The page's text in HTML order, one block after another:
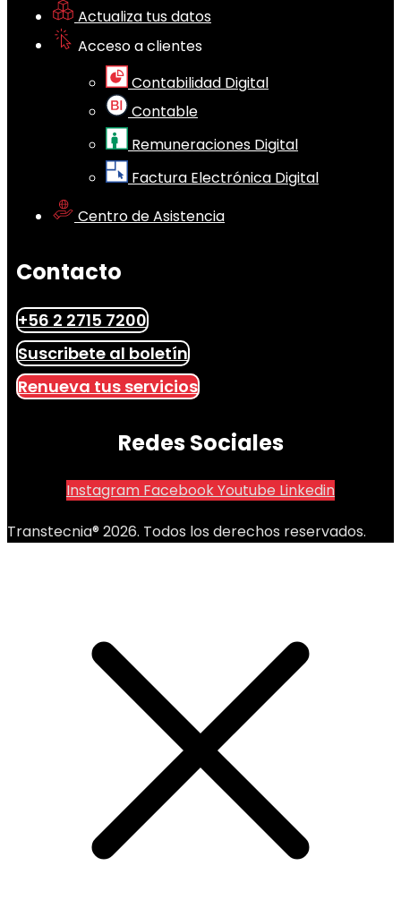
Actualiza tus datos
Acceso a clientes
Contabilidad Digital
Contable
Remuneraciones Digital
Factura Electrónica Digital
Centro de Asistencia
Contacto
+56 2 2715 7200
Suscribete al boletín
Renueva tus servicios
Redes Sociales
Instagram FacebookYoutube Linkedin
Transtecnia® 2026. Todos los derechos reservados.